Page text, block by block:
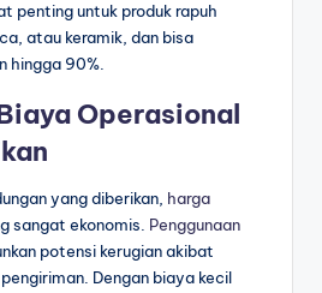
penting untuk produk rapuh
atau keramik, dan bisa
hingga 90%.
Operasional
yang diberikan, harga
sangat ekonomis. Penggunaan
potensi kerugian akibat
Dengan biaya kecil